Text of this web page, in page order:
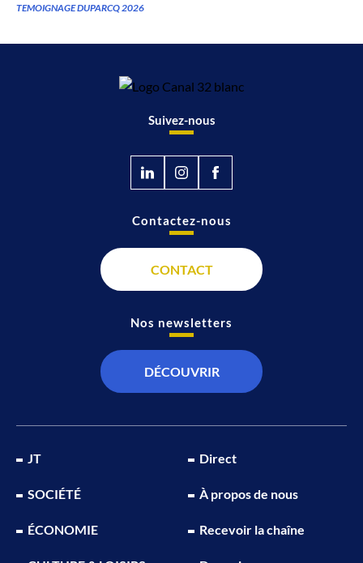
TEMOIGNAGE DUPARCQ 2026
Suivez-nous
JT
SOCIÉTÉ
ÉCONOMIE
Direct
À propos de nous
Recevoir la chaîne
Contactez-nous
CONTACT
Nos newsletters
DÉCOUVRIR